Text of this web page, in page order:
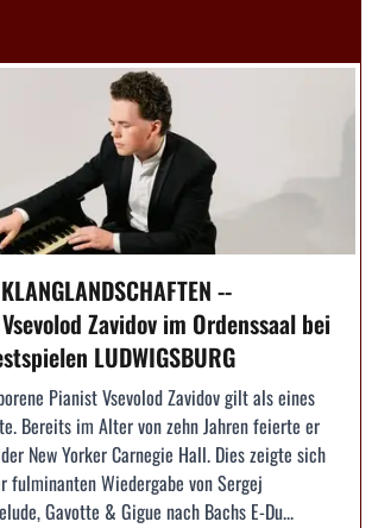
--
Zavidov im Ordenssaal bei
LUDWIGSBURG
Pianist Vsevolod Zavidov gilt als eines
Bereits im Alter von zehn Jahren feierte er
New Yorker Carnegie Hall. Dies zeigte sich
fulminanten Wiedergabe von Sergej
Gavotte & Gigue nach Bachs E-Du...